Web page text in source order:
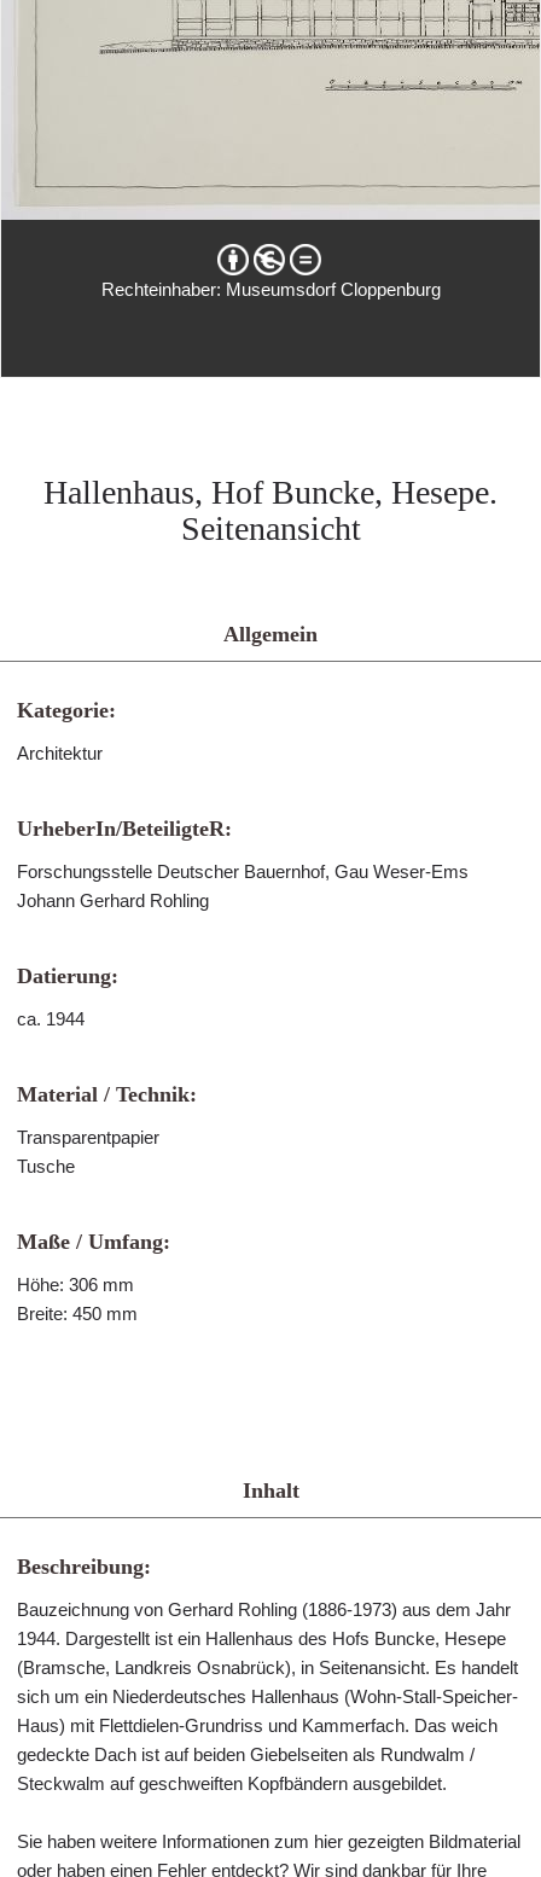
Rechteinhaber: Museumsdorf Cloppenburg
Hallenhaus, Hof Buncke, Hesepe.
Seitenansicht
Allgemein
Kategorie:
Architektur
UrheberIn/BeteiligteR:
Forschungsstelle Deutscher Bauernhof, Gau Weser-Ems
Johann Gerhard Rohling
Datierung:
ca. 1944
Material / Technik:
Transparentpapier
Tusche
Maße / Umfang:
Höhe: 306 mm
Breite: 450 mm
Inhalt
Beschreibung:
Bauzeichnung von Gerhard Rohling (1886-1973) aus dem Jahr
1944. Dargestellt ist ein Hallenhaus des Hofs Buncke, Hesepe
(Bramsche, Landkreis Osnabrück), in Seitenansicht. Es handelt
sich um ein Niederdeutsches Hallenhaus (Wohn-Stall-Speicher-
Haus) mit Flettdielen-Grundriss und Kammerfach. Das weich
gedeckte Dach ist auf beiden Giebelseiten als Rundwalm /
Steckwalm auf geschweiften Kopfbändern ausgebildet.
Sie haben weitere Informationen zum hier gezeigten Bildmaterial
oder haben einen Fehler entdeckt? Wir sind dankbar für Ihre